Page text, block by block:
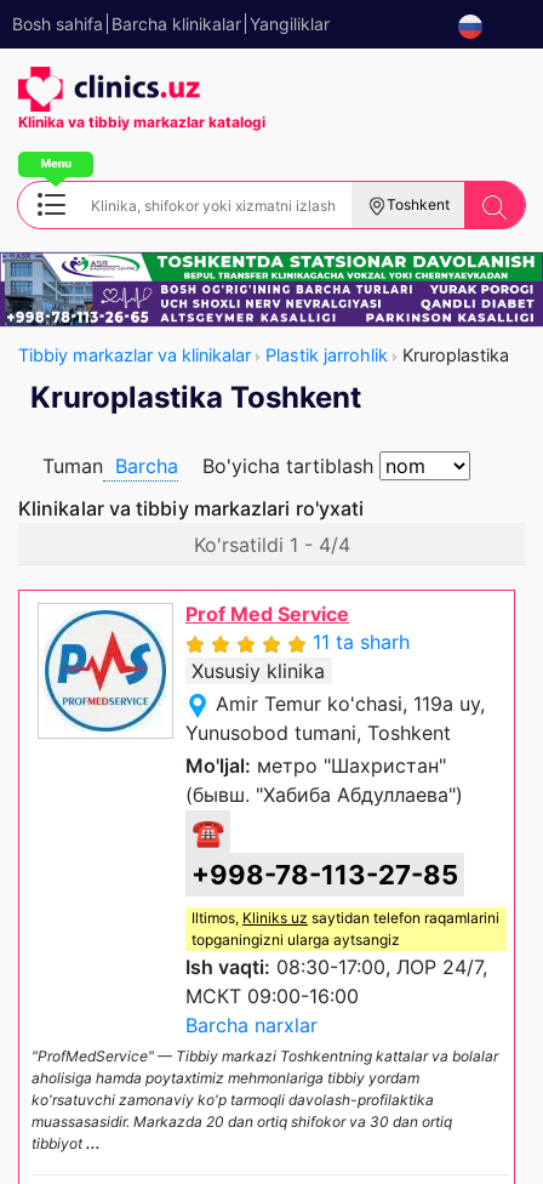
Bosh sahifa Barcha klinikalar Yangiliklar
Klinika va tibbiy markazlar katalogi
Toshkent
Tibbiy markazlar va klinikalar Plastik jarrohlik Kruroplastika
Kruroplastika Toshkent
Tuman Barcha
Bo'yicha tartiblash
Klinikalar va tibbiy markazlari ro'yxati
Ko'rsatildi 1 - 4/4
Prof Med Service
11 ta sharh
Xususiy klinika
Amir Temur ko'chasi, 119a uy,
Yunusobod tumani, Toshkent
Mo'ljal: метро "Шахристан"
(бывш. "Хабиба Абдуллаева")
☎
+998-78-113-27-85
Iltimos, Kliniks uz saytidan telefon raqamlarini
topganingizni ularga aytsangiz
Ish vaqti: 08:30-17:00, ЛОР 24/7,
МСКТ 09:00-16:00
Barcha narxlar
"ProfMedService" — Tibbiy markazi Toshkentning kattalar va bolalar
aholisiga hamda poytaxtimiz mehmonlariga tibbiy yordam
ko'rsatuvchi zamonaviy ko'p tarmoqli davolash-profilaktika
muassasasidir. Markazda 20 dan ortiq shifokor va 30 dan ortiq
tibbiyot...